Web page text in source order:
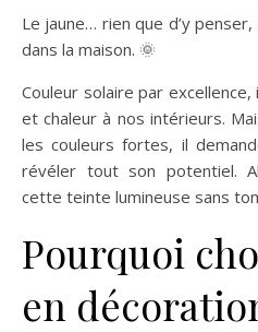
Le jaune… rien que d’y penser, on sent déjà le soleil entrer
dans la maison. 🌞
Couleur solaire par
et chaleur à nos intérieurs.
les couleurs fortes, il
révéler tout son potentiel.
cette teinte lumineuse sans
Pourquoi
en